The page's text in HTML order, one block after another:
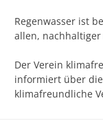
Regenwasser ist
allen,
Der Verein
informiert über
klimafreundliche